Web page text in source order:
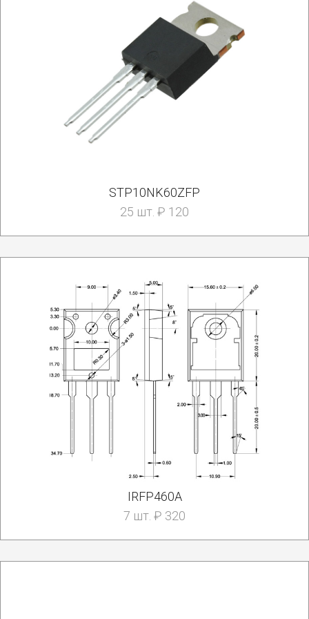
STP10NK60ZFP
25 шт. ₽ 120
IRFP460A
7 шт. ₽ 320